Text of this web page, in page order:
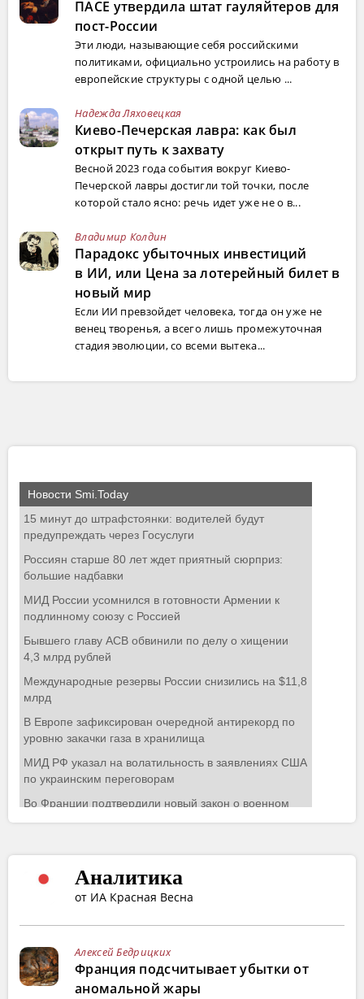
ПАСЕ утвердила штат гауляйтеров для
пост-России
Эти люди, называющие себя российскими
политиками, официально устроились на работу в
европейские структуры с одной целью ...
Надежда Ляховецкая
Киево-Печерская лавра: как был
открыт путь к захвату
Весной 2023 года события вокруг Киево-
Печерской лавры достигли той точки, после
которой стало ясно: речь идет уже не о в...
Владимир Колдин
Парадокс убыточных инвестиций
в ИИ, или Цена за лотерейный билет в
новый мир
Если ИИ превзойдет человека, тогда он уже не
венец творенья, а всего лишь промежуточная
стадия эволюции, со всеми вытека...
Аналитика
от ИА Красная Весна
Алексей Бедрицких
Франция подсчитывает убытки от
аномальной жары